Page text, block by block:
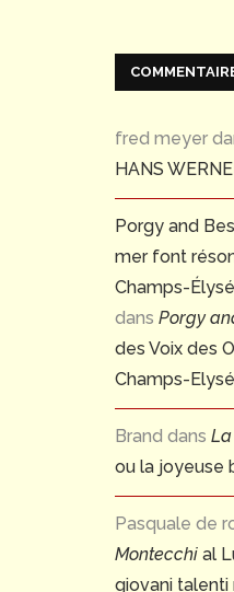
fred meyer
HANS
Porgy and
mer font
Champs-
dans Porgy
des Voix des
Champs-
Brand dans
ou la joyeuse
Pasquale de
Montecchi al
giovani talenti